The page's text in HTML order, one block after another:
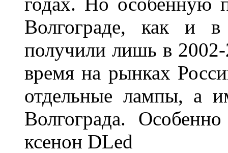
Волгограде, как и
получили лишь в
время на рынках
отдельные лампы, а
Волгограда.
ксенон DLed